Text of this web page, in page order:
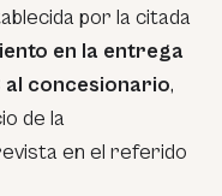
por la citada
en la entrega
al concesionario,
de la
en el referido